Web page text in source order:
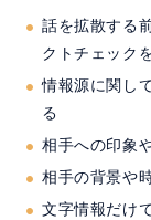
話を拡散する
クトチェック
情報源に関し
る
相手への印象
相手の背景や
文字情報だけ